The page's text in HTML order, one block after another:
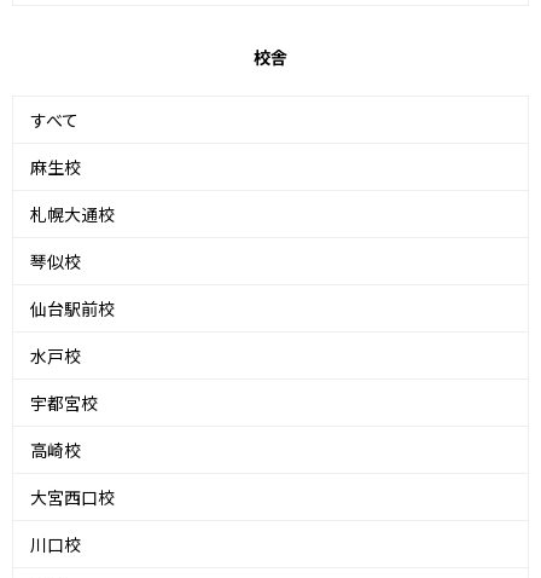
校舎
すべて
麻生校
札幌大通校
琴似校
仙台駅前校
水戸校
宇都宮校
高崎校
大宮西口校
川口校